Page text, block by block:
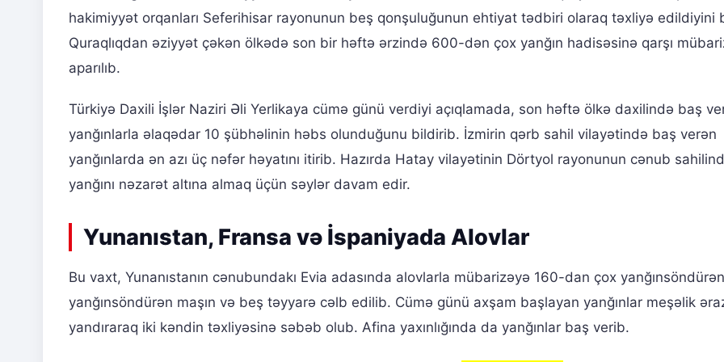
hakimiyyət orqanları Seferihisar rayonunun beş qonşuluğunun ehtiyat tədbiri olaraq təxliyə edildiyini
Quraqlıqdan əziyyət çəkən ölkədə son bir həftə ərzində 600-dən çox yanğın hadisəsinə qarşı
aparılıb.
Türkiyə Daxili İşlər Naziri Əli Yerlikaya cümə günü verdiyi açıqlamada, son həftə ölkə daxilində baş
yanğınlarla əlaqədar 10 şübhəlinin həbs olunduğunu bildirib. İzmirin qərb sahil vilayətində baş verən
yanğınlarda ən azı üç nəfər həyatını itirib. Hazırda Hatay vilayətinin Dörtyol rayonunun cənub
yanğını nəzarət altına almaq üçün səylər davam edir.
Yunanıstan, Fransa və İspaniyada Alovlar
Bu vaxt, Yunanıstanın cənubundakı Evia adasında alovlarla mübarizəyə 160-dan çox
yanğınsöndürən maşın və beş təyyarə cəlb edilib. Cümə günü axşam başlayan yanğınlar meşəlik
yandıraraq iki kəndin təxliyəsinə səbəb olub. Afina yaxınlığında da yanğınlar baş verib.